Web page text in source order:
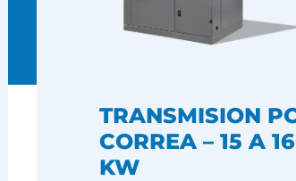
TRANSMISION
CORREA – 15 A
KW